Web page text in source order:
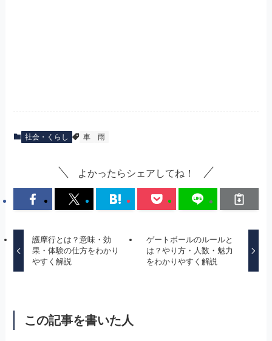
社会・くらし 車 雨
よかったらシェアしてね！
護摩行とは？意味・効
果・体験の仕方をわかり
やすく解説
ゲートボールのルールと
は？やり方・人数・魅力
をわかりやすく解説
この記事を書いた人